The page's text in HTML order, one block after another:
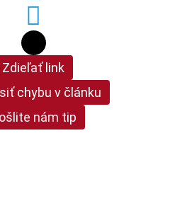
Zdieľať link
chybu v článku
nám tip